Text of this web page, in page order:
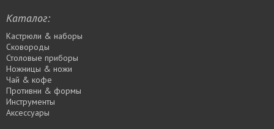
Каталог:
Кастрюли & наборы
Сковороды
Столовые приборы
Ножницы & ножи
Чай & кофе
Противни & формы
Инструменты
Аксессуары